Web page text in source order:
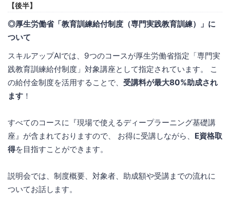
【後半】
◎厚生労働省「教育訓練給付制度（専門実践教育訓練）」に
ついて
スキルアップAIでは、9つのコースが厚生労働省指定「専門実
践教育訓練給付制度」対象講座として指定されています。 こ
の給付金制度を活用することで、 受講料が最大80%助成され
ます ！
すべてのコースに『現場で使えるディープラーニング基礎講
座』が含まれておりますので、 お得に受講しながら、 E資格取
得を目指すことができます。
説明会では、制度概要、対象者、助成額や受講までの流れに
ついてお話します。